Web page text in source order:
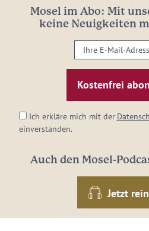
Mosel im Abo: Mit
keine Neuigkeiten
Ihre
E-
Mail-
Adresse:
Ich erkläre mich mit der
einverstanden.
Auch den Mosel-
Jetzt